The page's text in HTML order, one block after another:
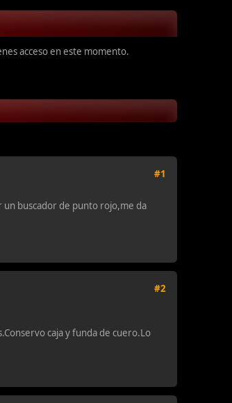
acceso en este momento.
#1
un buscador de punto rojo,me da
#2
caja y funda de cuero.Lo